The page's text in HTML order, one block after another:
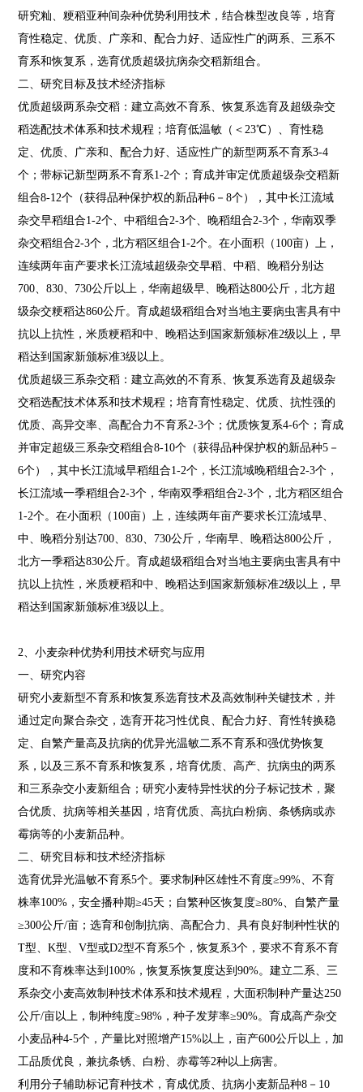
研究籼、粳稻亚种间杂种优势利用技术，结合株型改良等，培育
育性稳定、优质、广亲和、配合力好、适应性广的两系、三系不
育系和恢复系，选育优质超级抗病杂交稻新组合。
二、研究目标及技术经济指标
优质超级两系杂交稻：建立高效不育系、恢复系选育及超级杂交
稻选配技术体系和技术规程；培育低温敏（＜23℃）、育性稳
定、优质、广亲和、配合力好、适应性广的新型两系不育系3-4
个；带标记新型两系不育系1-2个；育成并审定优质超级杂交稻新
组合8-12个（获得品种保护权的新品种6－8个），其中长江流域
杂交早稻组合1-2个、中稻组合2-3个、晚稻组合2-3个，华南双季
杂交稻组合2-3个，北方稻区组合1-2个。在小面积（100亩）上，
连续两年亩产要求长江流域超级杂交早稻、中稻、晚稻分别达
700、830、730公斤以上，华南超级早、晚稻达800公斤，北方超
级杂交粳稻达860公斤。育成超级稻组合对当地主要病虫害具有中
抗以上抗性，米质粳稻和中、晚稻达到国家新颁标准2级以上，早
稻达到国家新颁标准3级以上。
优质超级三系杂交稻：建立高效的不育系、恢复系选育及超级杂
交稻选配技术体系和技术规程；培育育性稳定、优质、抗性强的
优质、高异交率、高配合力不育系2-3个；优质恢复系4-6个；育成
并审定超级三系杂交稻组合8-10个（获得品种保护权的新品种5－
6个），其中长江流域早稻组合1-2个，长江流域晚稻组合2-3个，
长江流域一季稻组合2-3个，华南双季稻组合2-3个，北方稻区组合
1-2个。在小面积（100亩）上，连续两年亩产要求长江流域早、
中、晚稻分别达700、830、730公斤，华南早、晚稻达800公斤，
北方一季稻达830公斤。育成超级稻组合对当地主要病虫害具有中
抗以上抗性，米质粳稻和中、晚稻达到国家新颁标准2级以上，早
稻达到国家新颁标准3级以上。
2、小麦杂种优势利用技术研究与应用
一、研究内容
研究小麦新型不育系和恢复系选育技术及高效制种关键技术，并
通过定向聚合杂交，选育开花习性优良、配合力好、育性转换稳
定、自繁产量高及抗病的优异光温敏二系不育系和强优势恢复
系，以及三系不育系和恢复系，培育优质、高产、抗病虫的两系
和三系杂交小麦新组合；研究小麦特异性状的分子标记技术，聚
合优质、抗病等相关基因，培育优质、高抗白粉病、条锈病或赤
霉病等的小麦新品种。
二、研究目标和技术经济指标
选育优异光温敏不育系5个。要求制种区雄性不育度≥99%、不育
株率100%，安全播种期≥45天；自繁种区恢复度≥80%、自繁产量
≥300公斤/亩；选育和创制抗病、高配合力、具有良好制种性状的
T型、K型、V型或D2型不育系5个，恢复系3个，要求不育系不育
度和不育株率达到100%，恢复系恢复度达到90%。建立二系、三
系杂交小麦高效制种技术体系和技术规程，大面积制种产量达250
公斤/亩以上，制种纯度≥98%，种子发芽率≥90%。育成高产杂交
小麦品种4-5个，产量比对照增产15%以上，亩产600公斤以上，加
工品质优良，兼抗条锈、白粉、赤霉等2种以上病害。
利用分子辅助标记育种技术，育成优质、抗病小麦新品种8－10